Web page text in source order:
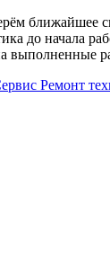
ближайшее
до начала
выполненные
Ремонт